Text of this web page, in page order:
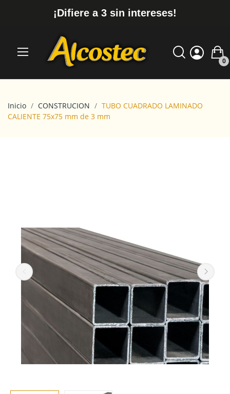
¡Difiere a 3 sin intereses!
0
Inicio CONSTRUCION
TUBO CUADRADO LAMINADO
CALIENTE 75x75 mm de 3 mm